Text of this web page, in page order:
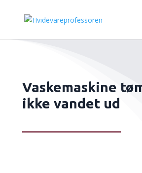
Vaskemaskine
ikke vandet ud